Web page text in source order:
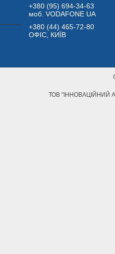
+380 (95) 694-34-63
моб. VODAFONE UA
+380 (44) 465-72-80
ОФІС, КИЇВ